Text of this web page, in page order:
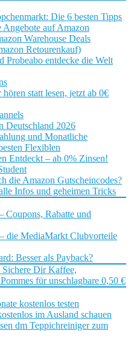
Die 6 besten Tipps
Angebote auf Amazon
Warehouse Deals
Retourenkauf)
Probeabo entdecke die Welt
statt lesen, jetzt ab 0€
Deutschland 2026
und Monatliche
Flexiblen
Entdeckt – ab 0% Zinsen!
die Amazon Gutscheincodes?
Infos und geheimen Tricks
Coupons, Rabatte und
die MediaMarkt Clubvorteile
Besser als Payback?
Dir Kaffee,
für unschlagbare 0,50 €
kostenlos testen
im Ausland schauen
dm Teppichreiniger zum